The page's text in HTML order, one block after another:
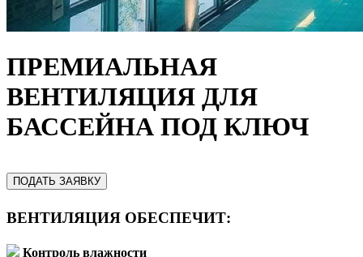
ПРЕМИАЛЬНАЯ
ВЕНТИЛЯЦИЯ ДЛЯ
БАССЕЙНА ПОД КЛЮЧ
ПОДАТЬ ЗАЯВКУ
ВЕНТИЛЯЦИЯ ОБЕСПЕЧИТ:
Контроль влажности